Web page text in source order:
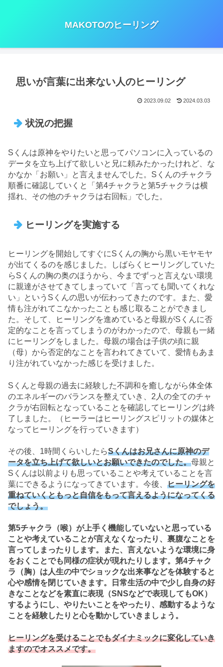
MAKOTOのヒーリング
思いが言葉に出来ない人のヒーリング
2023.09.02 2024.03.03
状況の把握
Sくんは原神をやりたいと思ってパソコンに入っているの
データを立ち上げて欲しいと兄に頼みたかったけれど、な
かなか「お願い」と言えませんでした。Sくんのチャクラ
順番に確認していくと「第4チャクラと第5チャクラは横
揺れ、その他のチャクラは右回転」でした。
ヒーリングを実施する
ヒーリングを開始してすぐにSくんの胸から黒いモヤモヤ
が出てくるのを感じました。しばらくヒーリングしていた
らSくんの胸の奥のほうから、今までずっと言えない環境
に親達がさせてきてしまっていて「言っても聞いてくれな
い」というSくんの思いが伝わってきたのです。また、愛
情も注がれてこなかったことも感じ取ることができまし
た。そして、ヒーリングを進めていると母親がSくんに否
定的なことを言ってしまうのがわかったので、母親も一緒
にヒーリングをしました。母親の場合は子供の頃に親
（母）から否定的なことを言われてきていて、愛情もあま
り注がれていなかった感じを受けました。
Sくんと母親の過去に経験した不調和を癒しながら体全体
のエネルギーのバランスを整えていき、2人の全てのチャ
クラが右回転となっていることを確認してヒーリングは終
了しました。（ヒーラーはヒーリングスピリットの媒体と
なってヒーリングを行っていきます）
その後、1時間くらいしたらSくんはお兄さんに原神のデ
ータを立ち上げて欲しいとお願いできたのでした。母親と
Sくんは以前よりも思っていることや考えていることを言
葉にできるようになってきています。今後、 ヒーリングを
重ねていくともっと自信をもって言えるようになってくる
でしょう。
第5チャクラ（喉）が上手く機能していないと思っている
ことや考えていることが言えなくなったり、裏腹なことを
言ってしまったりします。また、言えないような環境に身
をおくことでも同様の症状が現れたりします。第4チャク
ラ（胸）は人生の中でショックな出来事などを体験すると
心や感情を閉じていきます。日常生活の中で少し自身の好
きなことなどを素直に表現（SNSなどで表現してもOK）
するようにし、やりたいことをやったり、感動するような
ことを経験したりと心を動かしていきましょう。
ヒーリングを受けることでもダイナミックに変化していき
ますのでオススメです。